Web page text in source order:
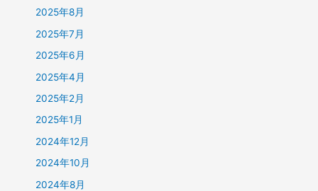
2025年8月
2025年7月
2025年6月
2025年4月
2025年2月
2025年1月
2024年12月
2024年10月
2024年8月